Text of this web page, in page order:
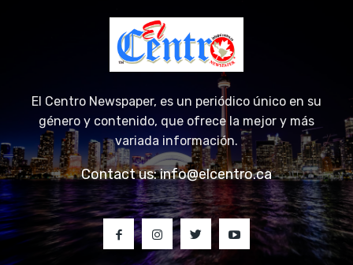
El Centro Newspaper, es un periódico único en su
género y contenido, que ofrece la mejor y más
variada información.
Contact us:info@elcentro.ca